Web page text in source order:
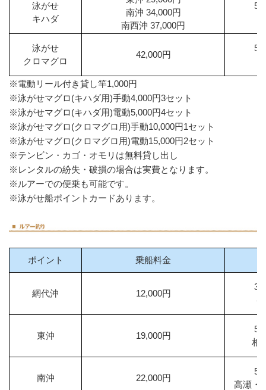
泳がせ
キハダ
南沖 34,000円
南西沖 37,000円
5
泳がせ
クロマグロ
42,000円
5
※電動リール付き貸し竿1,000円
※泳がせマグロ(キハダ用)手動4,000円3セット
※泳がせマグロ(キハダ用)電動5,000円4セット
※泳がせマグロ(クロマグロ用)手動10,000円1セット
※泳がせマグロ(クロマグロ用)電動15,000円2セット
※テンビン・カゴ・オモリは無料貸し出し
※レンタルの紛失・破損の場合は実費となります。
※ルアーでの便乗も可能です。
※泳がせ船ポイントカードあります。
ポイント 乗船料金
網代沖 12,000円
3
東沖 19,000円
5
相
南沖 22,000円
5
高瀬・